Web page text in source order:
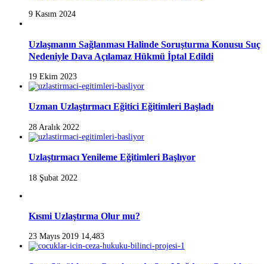
9 Kasım 2024
Uzlaşmanın Sağlanması Halinde Soruşturma Konusu Suç
Nedeniyle Dava Açılamaz Hükmü İptal Edildi
19 Ekim 2023
Uzman Uzlaştırmacı Eğitici Eğitimleri Başladı
28 Aralık 2022
Uzlaştırmacı Yenileme Eğitimleri Başlıyor
18 Şubat 2022
Kısmi Uzlaştırma Olur mu?
23 Mayıs 2019 14,483